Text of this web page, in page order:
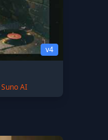
v4
Suno AI